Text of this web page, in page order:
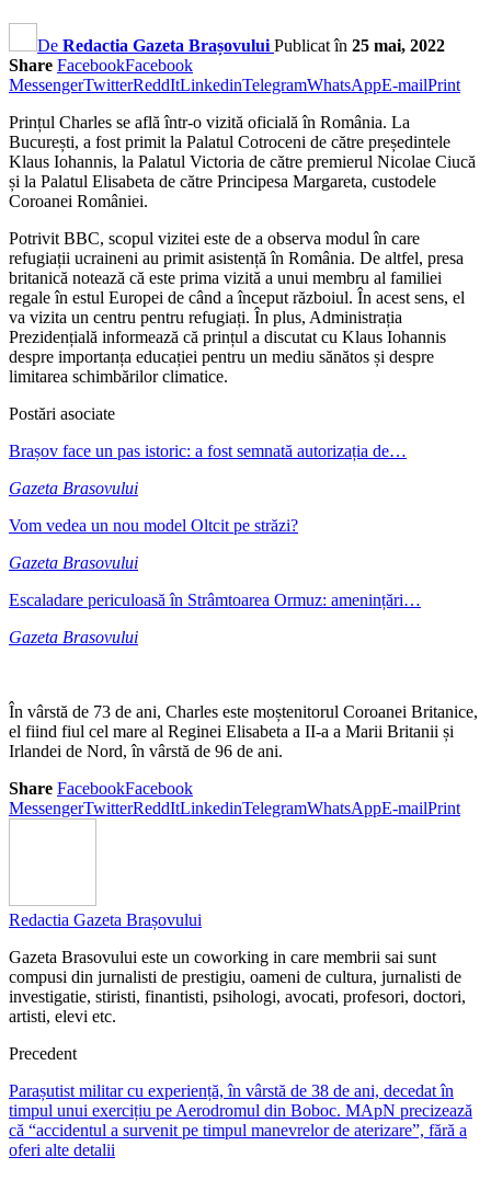
De Redactia Gazeta Brașovului Publicat în 25 mai, 2022
Share FacebookFacebook
MessengerTwitterReddItLinkedinTelegramWhatsAppE-mailPrint
Prințul Charles se află într-o vizită oficială în România. La
București, a fost primit la Palatul Cotroceni de către președintele
Klaus Iohannis, la Palatul Victoria de către premierul Nicolae Ciucă
și la Palatul Elisabeta de către Principesa Margareta, custodele
Coroanei României.
Potrivit BBC, scopul vizitei este de a observa modul în care
refugiații ucraineni au primit asistență în România. De altfel, presa
britanică notează că este prima vizită a unui membru al familiei
regale în estul Europei de când a început războiul. În acest sens, el
va vizita un centru pentru refugiați. În plus, Administrația
Prezidențială informează că prințul a discutat cu Klaus Iohannis
despre importanța educației pentru un mediu sănătos și despre
limitarea schimbărilor climatice.
Postări asociate
Brașov face un pas istoric: a fost semnată autorizația de…
Gazeta Brasovului
Vom vedea un nou model Oltcit pe străzi?
Gazeta Brasovului
Escaladare periculoasă în Strâmtoarea Ormuz: amenințări…
Gazeta Brasovului
În vârstă de 73 de ani, Charles este moștenitorul Coroanei Britanice,
el fiind fiul cel mare al Reginei Elisabeta a II-a a Marii Britanii și
Irlandei de Nord, în vârstă de 96 de ani.
Share FacebookFacebook
MessengerTwitterReddItLinkedinTelegramWhatsAppE-mailPrint
Redactia Gazeta Brașovului
Gazeta Brasovului este un coworking in care membrii sai sunt
compusi din jurnalisti de prestigiu, oameni de cultura, jurnalisti de
investigatie, stiristi, finantisti, psihologi, avocati, profesori, doctori,
artisti, elevi etc.
Precedent
Parașutist militar cu experiență, în vârstă de 38 de ani, decedat în
timpul unui exercițiu pe Aerodromul din Boboc. MApN precizează
că “accidentul a survenit pe timpul manevrelor de aterizare”, fără a
oferi alte detalii